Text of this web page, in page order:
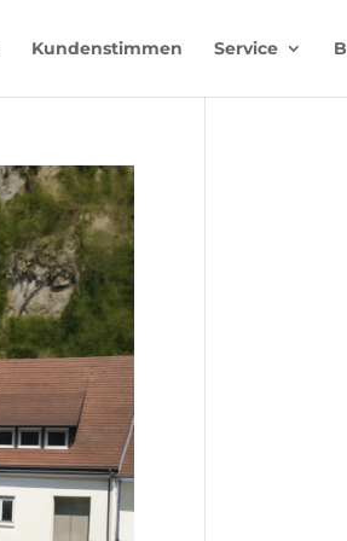
Kundenstimmen Service